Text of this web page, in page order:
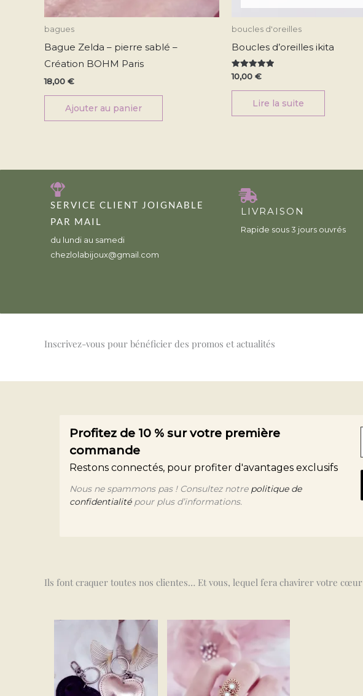
bagues
Bague Zelda – pierre sablé –
Création BOHM Paris
18,00 €
Ajouter au panier
boucles d'oreilles
Boucles d’oreilles ikita
Note
5.00
sur 5
10,00 €
Lire la suite
SERVICE CLIENT JOIGNABLE
PAR MAIL
du lundi au samedi
chezlolabijoux@gmail.com
LIVRAISON
Rapide sous 3 jours ouvrés
Inscrivez-vous pour bénéficier des promos et actualités
Profitez de 10 % sur votre première
commande
Restons connectés, pour profiter d'avantages exclusifs
Nous ne spammons pas ! Consultez notre politique de
confidentialitépour plus d’informations.
Ils font craquer toutes nos clientes… Et vous, lequel fera chavirer votre cœur